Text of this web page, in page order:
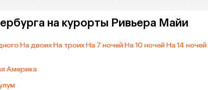
на курорты Ривьера Майи
·На двоих·На троих·На 7 ночей·На 10 ночей·На 14 ночей·
Америка